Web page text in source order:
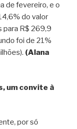
de fevereiro, e o
do valor
para R$ 269,9
foi de 21%
(Alana
um convite à
por só